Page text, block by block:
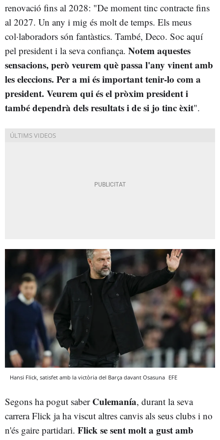
renovació fins al 2028: "De moment tinc contracte fins
al 2027. Un any i mig és molt de temps. Els meus
col·laboradors són fantàstics. També, Deco. Soc aquí
pel president i la seva confiança. Notem aquestes
sensacions, però veurem què passa l'any vinent amb
les eleccions. Per a mi és important tenir-lo com a
president. Veurem qui és el pròxim president i
també dependrà dels resultats i de si jo tinc èxit".
Hansi Flick, satisfet amb la victòria del Barça davant Osasuna EFE
Segons ha pogut saber Culemanía, durant la seva
carrera Flick ja ha viscut altres canvis als seus clubs i no
n'és gaire partidari. Flick se sent molt a gust amb